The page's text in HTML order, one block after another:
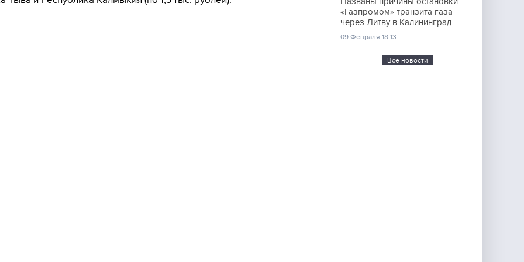
«Газпромом» транзита газа
через Литву в Калининград
09 Февраля 18:13
Все новости